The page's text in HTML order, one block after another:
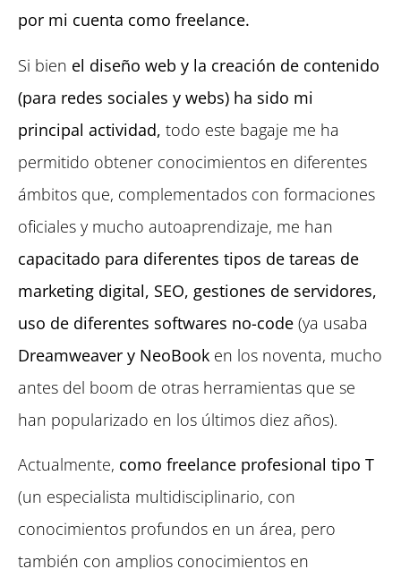
por mi cuenta como freelance.
Si bien el diseño web y la creación de contenido
(para redes sociales y webs) ha sido mi
principal actividad, todo este bagaje me ha
permitido obtener conocimientos en diferentes
ámbitos que, complementados con formaciones
oficiales y mucho autoaprendizaje, me han
capacitado para diferentes tipos de tareas de
marketing digital, SEO, gestiones de servidores,
uso de diferentes softwares no-code (ya usaba
Dreamweaver y NeoBook en los noventa, mucho
antes del boom de otras herramientas que se
han popularizado en los últimos diez años).
Actualmente, como freelance profesional tipo T
(un especialista multidisciplinario, con
conocimientos profundos en un área, pero
también con amplios conocimientos en